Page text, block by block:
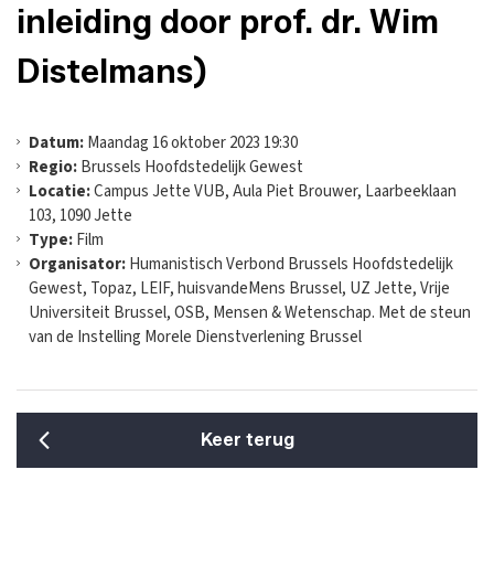
inleiding door prof. dr. Wim
Distelmans)
Datum:Maandag 16 oktober 2023 19:30
Regio:Brussels Hoofdstedelijk Gewest
Locatie:Campus Jette VUB, Aula Piet Brouwer, Laarbeeklaan
103, 1090 Jette
Type:Film
Organisator:Humanistisch Verbond Brussels Hoofdstedelijk
Gewest, Topaz, LEIF, huisvandeMens Brussel, UZ Jette, Vrije
Universiteit Brussel, OSB, Mensen & Wetenschap. Met de steun
van de Instelling Morele Dienstverlening Brussel
Keer terug